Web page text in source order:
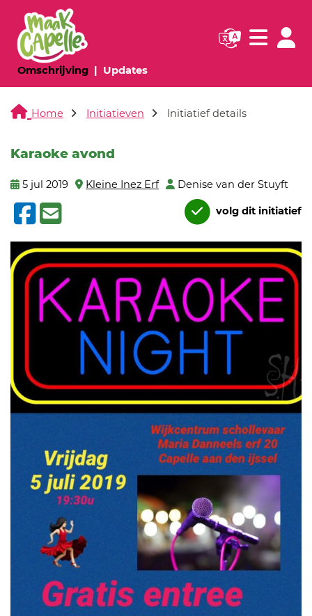
Omschrijving(huidige pagina)
Updates(huidige pagina)
Navigatie
Home Initiatieven Initiatief details
Karaoke avond
5 jul 2019 Kleine Inez Erf Denise van der Stuyft
volg dit initiatief